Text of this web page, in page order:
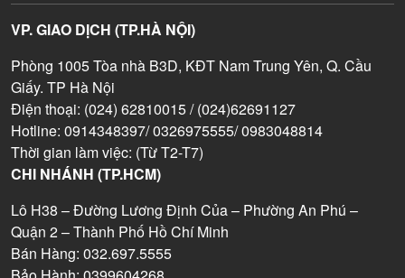
VP. GIAO DỊCH (TP.HÀ NỘI)
Phòng 1005 Tòa nhà B3D, KĐT Nam Trung Yên, Q. Cầu
Giấy. TP Hà Nội
Điện thoại: (024) 62810015 / (024)62691127
Hotline: 0914348397/ 0326975555/ 0983048814
Thời gian làm việc: (Từ T2-T7)
CHI NHÁNH (TP.HCM)
Lô H38 – Đường Lương Định Của – Phường An Phú –
Quận 2 – Thành Phố Hồ Chí Minh
Bán Hàng: 032.697.5555